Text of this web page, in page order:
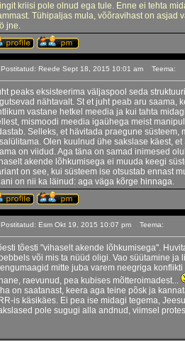
kriisi pole olnud ega tule. Enne ei tehta
Tühipaljas mula, võõravihast on asjad
jne.
Postitatud: Reede Sept 18, 2015 10:01 am Teema:
peaks eksisteerima väljaspool seda
nähtavalt. St et juht peab aru saama,
vastane hetkel meedia ja kui tahta
mismoodi meedia igaühega meist
Selleks, et hävitada praegune
Olen kuulnud ühe sakslase käest,
on viidud. Aga täna on samad inimesed
akende lõhkumisega ei muuda keegi
on see, kui süsteem ise otsustab ennast
on nii ka läinud: aga väga kõrge hinnaga.
Postitatud: Esm Okt 19, 2015 10:07 pm Teema:
tõesti "vihaselt akende lõhkumisega".
või mis ta nüüd oligi. Vao süütamine
mitte juba varem neegriga
raevunud, pea kubises mõtteroimadest...
on saatanast, keera aga teine põsk ja
is käsikäes. Ei pea ise midagi tegema,
pole sugugi alla andnud, viimsel